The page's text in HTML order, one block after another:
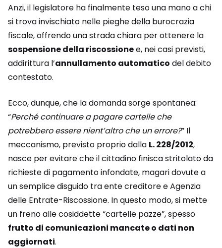
Anzi, il legislatore ha finalmente teso una mano a chi
si trova invischiato nelle pieghe della burocrazia
fiscale, offrendo una strada chiara per ottenere la
sospensione della riscossionee, nei casi previsti,
addirittura l’annullamento automatico del debito
contestato.
Ecco, dunque, che la domanda sorge spontanea:
“Perché continuare a pagare cartelle che
potrebbero essere nient’altro che un errore?” Il
meccanismo, previsto proprio dalla L. 228/2012,
nasce per evitare che il cittadino finisca stritolato da
richieste di pagamento infondate, magari dovute a
un semplice disguido tra ente creditore e Agenzia
delle Entrate-Riscossione. In questo modo, si mette
un freno alle cosiddette “cartelle pazze”, spesso
frutto di comunicazioni mancate o dati non
aggiornati.